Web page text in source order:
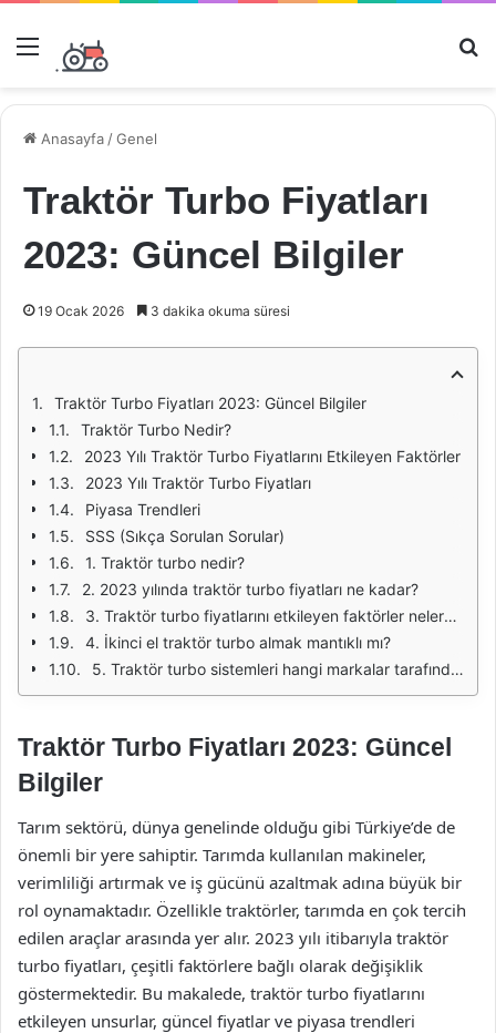
Menü
Anasayfa /Genel
Traktör Turbo Fiyatları
2023: Güncel Bilgiler
19 Ocak 2026 3 dakika okuma süresi
Traktör Turbo Fiyatları 2023: Güncel Bilgiler
Traktör Turbo Nedir?
2023 Yılı Traktör Turbo Fiyatlarını Etkileyen Faktörler
2023 Yılı Traktör Turbo Fiyatları
Piyasa Trendleri
SSS (Sıkça Sorulan Sorular)
1. Traktör turbo nedir?
2. 2023 yılında traktör turbo fiyatları ne kadar?
3. Traktör turbo fiyatlarını etkileyen faktörler nelerdir?
4. İkinci el traktör turbo almak mantıklı mı?
5. Traktör turbo sistemleri hangi markalar tarafından üretilmektedir?
Traktör Turbo Fiyatları 2023: Güncel
Bilgiler
Tarım sektörü, dünya genelinde olduğu gibi Türkiye’de de
önemli bir yere sahiptir. Tarımda kullanılan makineler,
verimliliği artırmak ve iş gücünü azaltmak adına büyük bir
rol oynamaktadır. Özellikle traktörler, tarımda en çok tercih
edilen araçlar arasında yer alır. 2023 yılı itibarıyla traktör
turbo fiyatları, çeşitli faktörlere bağlı olarak değişiklik
göstermektedir. Bu makalede, traktör turbo fiyatlarını
etkileyen unsurlar, güncel fiyatlar ve piyasa trendleri